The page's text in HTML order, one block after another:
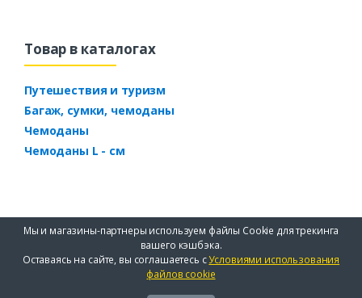
Товар в каталогах
Путешествия и туризм
Багаж, сумки, чемоданы
Чемоданы
Чемоданы L - см
Мы и магазины-партнеры используем файлы Cookie для трекинга
вашего кэшбэка.
Оставаясь на сайте, вы соглашаетесь сУсловиями использования
файлов cookie